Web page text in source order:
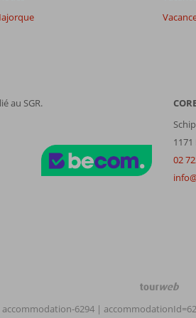
5,9
au SGR.
02
TourWeb
©
accommodation-6294 |